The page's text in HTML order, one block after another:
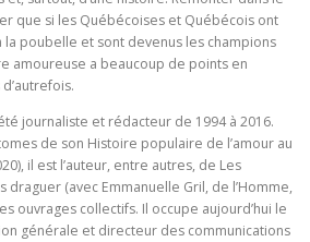
que si les Québécoises et Québécois ont
poubelle et sont devenus les champions
amoureuse a beaucoup de points en
journaliste et rédacteur de 1994 à 2016.
de son Histoire populaire de l’amour au
il est l’auteur, entre autres, de Les
draguer (avec Emmanuelle Gril, de l’Homme,
ouvrages collectifs. Il occupe aujourd’hui le
générale et directeur des communications